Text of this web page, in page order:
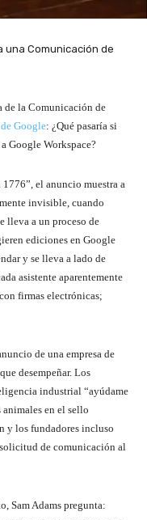
de la Comunicación de
Google: ¿Qué pasaría si
Google Workspace?
el anuncio muestra a
invisible, cuando
lleva a un proceso de
ediciones en Google
y se lleva a lado de
asistente aparentemente
firmas electrónicas;
de una empresa de
desempeñar. Los
industrial “ayúdame
en el sello
y los fundadores incluso
de comunicación al
Sam Adams pregunta: